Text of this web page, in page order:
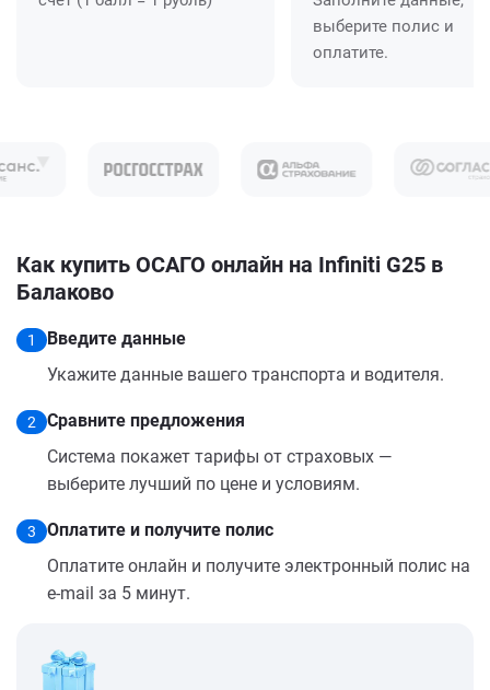
выберите полис и
оплатите.
Как купить ОСАГО онлайн на Infiniti G25 в
Балаково
1
Введите данные
Укажите данные вашего транспорта и водителя.
2
Сравните предложения
Система покажет тарифы от страховых —
выберите лучший по цене и условиям.
3
Оплатите и получите полис
Оплатите онлайн и получите электронный полис на
e-mail за 5 минут.